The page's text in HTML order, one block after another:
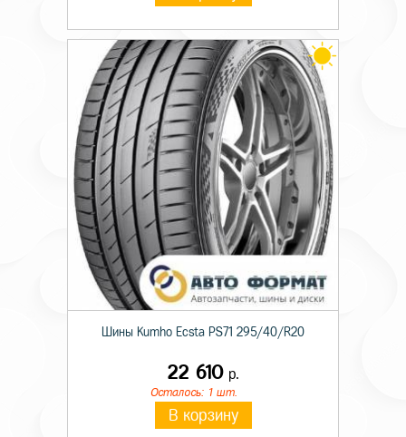
Шины Kumho Ecsta PS71 295/40/R20
22 610р.
Осталось: 1 шт.
В корзину